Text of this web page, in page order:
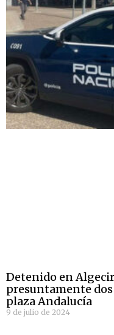
Detenido en
presuntamente
plaza Andalucía
9 de julio de 2024